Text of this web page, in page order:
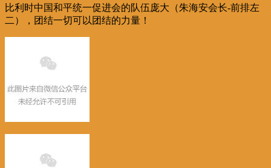
比利时中国和平统一促进会的队伍庞大（朱海安会长-前排左
二），团结一切可以团结的力量！